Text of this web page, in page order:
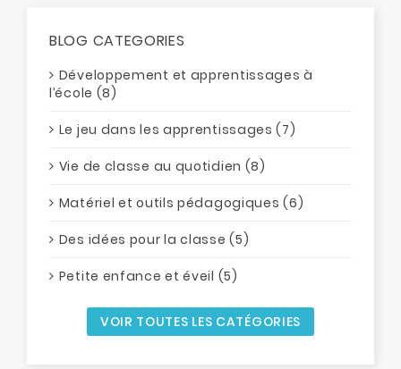
BLOG CATEGORIES
Développement et apprentissages à
l’école (8)
Le jeu dans les apprentissages (7)
Vie de classe au quotidien (8)
Matériel et outils pédagogiques (6)
Des idées pour la classe (5)
Petite enfance et éveil (5)
VOIR TOUTES LES CATÉGORIES